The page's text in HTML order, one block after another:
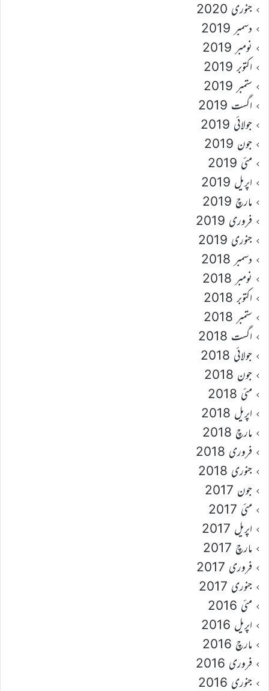
جنوری 2020
دسمبر 2019
نومبر 2019
اکتوبر 2019
ستمبر 2019
اگست 2019
جولائی 2019
جون 2019
مئی 2019
اپریل 2019
مارچ 2019
فروری 2019
جنوری 2019
دسمبر 2018
نومبر 2018
اکتوبر 2018
ستمبر 2018
اگست 2018
جولائی 2018
جون 2018
مئی 2018
اپریل 2018
مارچ 2018
فروری 2018
جنوری 2018
جون 2017
مئی 2017
اپریل 2017
مارچ 2017
فروری 2017
جنوری 2017
مئی 2016
اپریل 2016
مارچ 2016
فروری 2016
جنوری 2016